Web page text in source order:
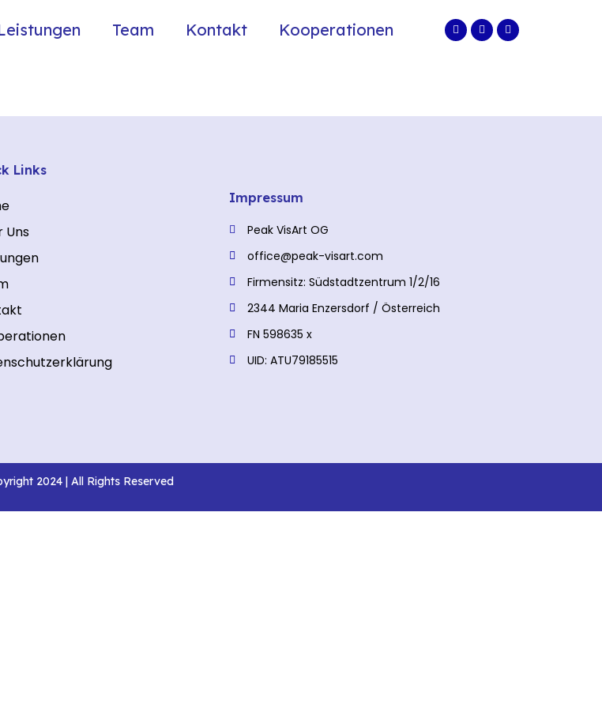
Team Kontakt Kooperationen
Links
Uns
Impressum
Peak VisArt OG
office@peak-visart.com
Firmensitz: Südstadtzentrum 1/2/16
2344 Maria Enzersdorf / Österreich
FN 598635 x
UID: ATU79185515
2024 | All Rights Reserved